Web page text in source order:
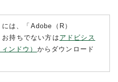
は、「Adobe（R）
持ちでない方は アドビシス
ンドウ） からダウンロード